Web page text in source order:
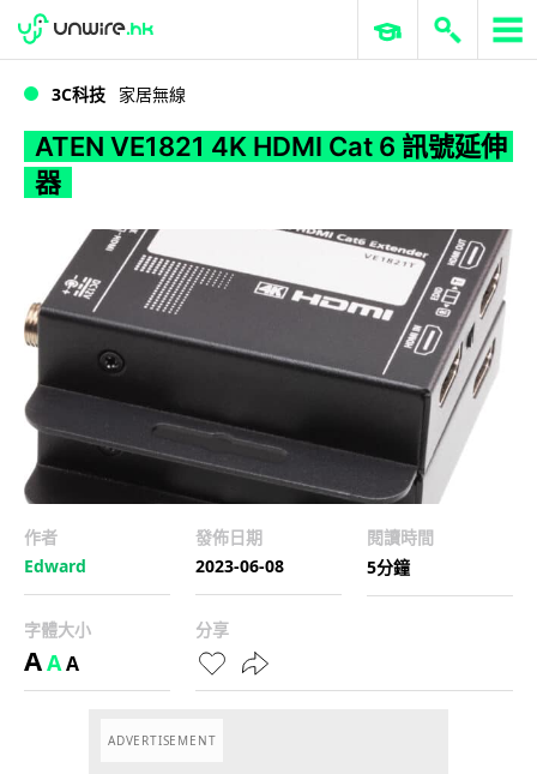
ATEN VE1821 4K HDMI Cat 6 訊號延伸器
WWDC 2026 ERP 與商業 AI
3C科技 家居無線
ATEN VE1821 4K HDMI Cat 6 訊號延伸
器
作者
Edward
發佈日期
2023-06-08
閱讀時間
5分鐘
字體大小
AAA
分享
ADVERTISEMENT